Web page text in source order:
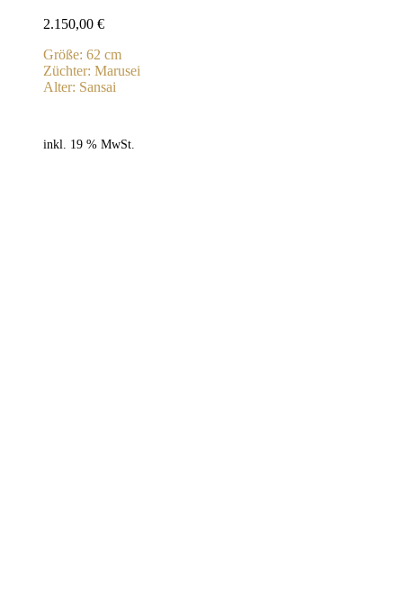
2.150,00 €
Größe: 62 cm
Züchter: Marusei
Alter: Sansai
inkl. 19 % MwSt.